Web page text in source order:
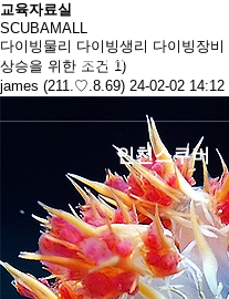
로그인
인천스쿠버
교육자료실
SCUBAMALL
다이빙물리 다이빙생리 다이빙장비
상승을 위한 조건 1)
james (211.♡.8.69) 24-02-02 14:12